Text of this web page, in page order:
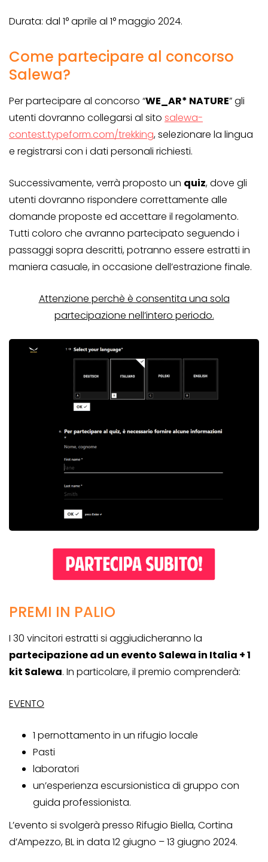
Durata: dal 1° aprile al 1° maggio 2024.
Come partecipare al concorso
Salewa?
Per partecipare al concorso “WE_AR* NATURE” gli
utenti dovranno collegarsi al sito salewa-
contest.typeform.com/trekking, selezionare la lingua
e registrarsi con i dati personali richiesti.
Successivamente, verrà proposto un quiz, dove gli
utenti dovranno rispondere correttamente alle
domande proposte ed accettare il regolamento.
Tutti coloro che avranno partecipato seguendo i
passaggi sopra descritti, potranno essere estratti in
maniera casuale, in occasione dell’estrazione finale.
Attenzione perchè è consentita una sola
partecipazione nell’intero periodo.
PREMI IN PALIO
I 30 vincitori estratti si aggiudicheranno la
partecipazione ad un evento Salewa in Italia + 1
kit Salewa. In particolare, il premio comprenderà:
EVENTO
1 pernottamento in un rifugio locale
Pasti
laboratori
un’esperienza escursionistica di gruppo con
guida professionista.
L’evento si svolgerà presso Rifugio Biella, Cortina
d’Ampezzo, BL in data 12 giugno – 13 giugno 2024.